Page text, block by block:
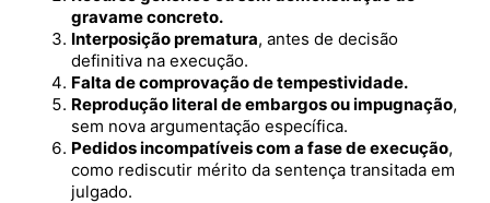
gravame concreto.
Interposição prematura, antes de decisão
definitiva na execução.
Falta de comprovação de tempestividade.
Reprodução literal de embargos ou impugnação,
sem nova argumentação específica.
Pedidos incompatíveis com a fase de execução,
como rediscutir mérito da sentença transitada em
julgado.